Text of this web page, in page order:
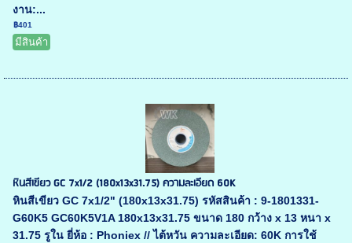
งาน:...
฿401
มีสินค้า
หินสีเขียว GC 7x1/2 (180x13x31.75) ความละเอียด 60K
หินสีเขียว GC 7x1/2" (180x13x31.75) รหัสสินค้า : 9-1801331-
G60K5 GC60K5V1A 180x13x31.75 ขนาด 180 กว้าง x 13 หนา x
31.75 รูใน ยี่ห้อ : Phoniex // ไต้หวัน ความละเอียด: 60K การใช้